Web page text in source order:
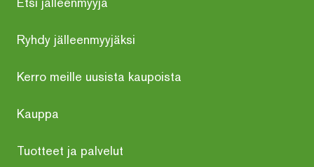
Ryhdy jälleenmyyjäksi
Kerro meille uusista kaupoista
Kauppa
Tuotteet ja palvelut